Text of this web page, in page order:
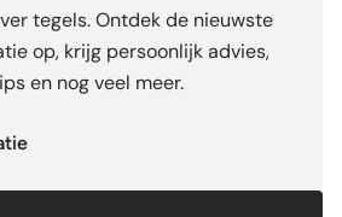
tegels. Ontdek de nieuwste
op, krijg persoonlijk advies,
en nog veel meer.